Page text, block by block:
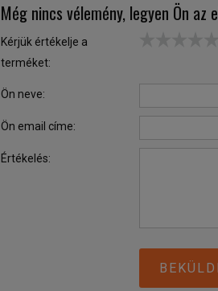
Még nincs vélemény, legyen Ön az
Kérjük értékelje a
terméket:
Ön neve:
Ön email címe:
Értékelés: